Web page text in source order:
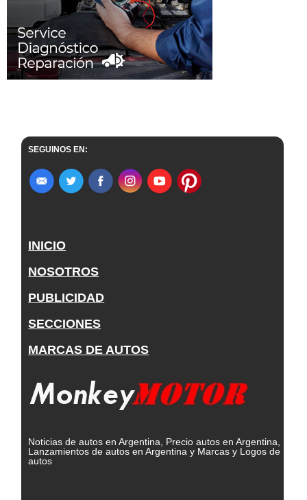
SEGUINOS EN:
INICIO
NOSOTROS
PUBLICIDAD
SECCIONES
MARCAS DE AUTOS
Noticias de autos en Argentina, Precio autos en Argentina,
Lanzamientos de autos en Argentina y Marcas y Logos de
autos